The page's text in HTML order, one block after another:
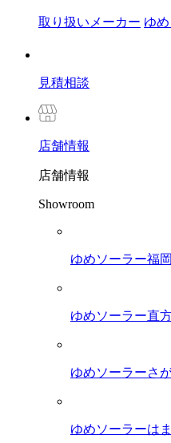
取り扱いメーカー ゆ
見積相談
店舗情報
店舗情報
Showroom
ゆめソーラー福
ゆめソーラー直
ゆめソーラーさ
ゆめソーラーは